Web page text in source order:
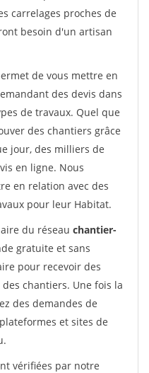
carrelages proches de
besoin d'un artisan
de vous mettre en
des devis dans
de travaux. Quel que
des chantiers grâce
jour, des milliers de
en ligne. Nous
en relation avec des
pour leur Habitat.
du réseau chantier-
gratuite et sans
pour recevoir des
chantiers. Une fois la
des demandes de
et sites de
vérifiées par notre